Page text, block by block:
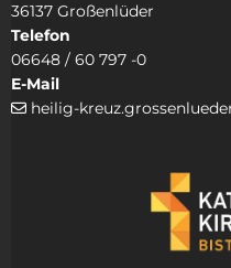
36137 Großenlüder
Telefon
06648 / 60 797 -0
E-Mail
 heilig-